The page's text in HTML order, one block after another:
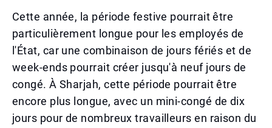
Cette année, la période festive pourrait être
particulièrement longue pour les employés de
l'État, car une combinaison de jours fériés et de
week-ends pourrait créer jusqu'à neuf jours de
congé. À Sharjah, cette période pourrait être
encore plus longue, avec un mini-congé de dix
jours pour de nombreux travailleurs en raison du